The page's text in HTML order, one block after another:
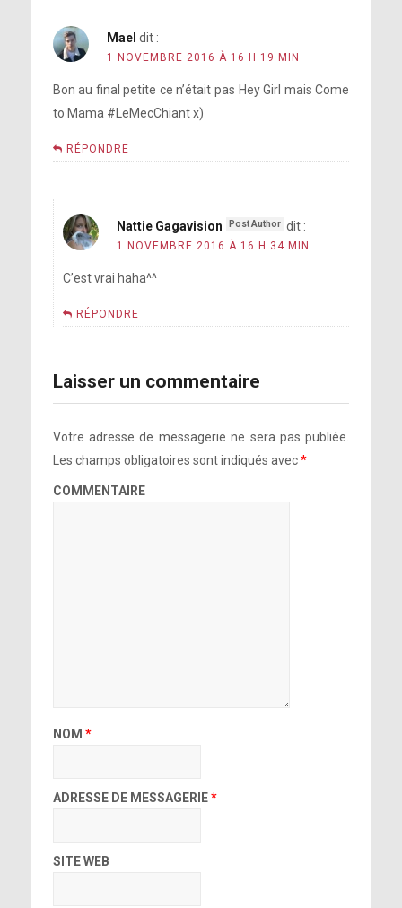
Mael dit :
1 NOVEMBRE 2016 À 16 H 19 MIN
Bon au final petite ce n’était pas Hey Girl mais Come
to Mama #LeMecChiant x)
RÉPONDRE
Nattie Gagavision dit :
1 NOVEMBRE 2016 À 16 H 34 MIN
C’est vrai haha^^
RÉPONDRE
Laisser un commentaire
Votre adresse de messagerie ne sera pas publiée.
Les champs obligatoires sont indiqués avec*
COMMENTAIRE
NOM *
ADRESSE DE MESSAGERIE*
SITE WEB